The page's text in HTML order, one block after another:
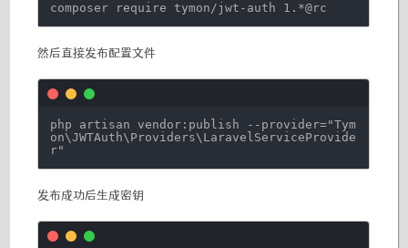
composer require tymon/jwt-auth 1.*@rc
然后直接发布配置文件
php artisan vendor:publish --provider="Tym
on\JWTAuth\Providers\LaravelServiceProvide
r"
发布成功后生成密钥